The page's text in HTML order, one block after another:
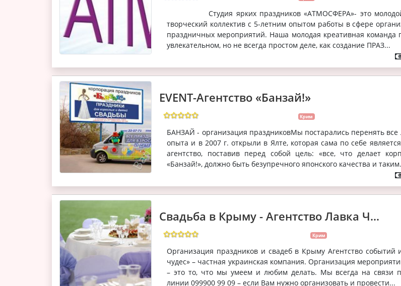
Студия ярких праздников «АТМОСФЕРА»- это молодой,
творческий коллектив с 5-летним опытом работы в сфере
праздничных мероприятий. Наша молодая креативная команда
увлекательном, но не всегда простом деле, как создание ПРАЗ...
EVENT-Агентство «Банзай!»
Крим
БАНЗАЙ - организация праздниковМы постарались перенять все
опыта и в 2007 г. открыли в Ялте, которая сама по себе
агентство, поставив перед собой цель: «все, что делает
«Банзай!», должно быть безупречного японского качества и
Свадьба в Крыму - Агентство Лавка Ч...
Крим
Организация праздников и свадеб в Крыму Агентство событий
чудес» – частная украинская компания. Организация
– это то, что мы умеем и любим делать. Мы всегда на связи
линии 099900 99 09 – если Вам нужно организовать и провести...